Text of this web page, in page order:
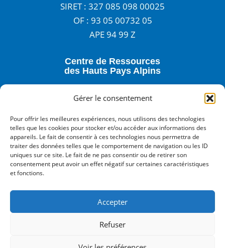
Gérer le consentement
Pour offrir les meilleures expériences, nous utilisons des technologies
telles que les cookies pour stocker et/ou accéder aux informations des
appareils. Le fait de consentir à ces technologies nous permettra de
traiter des données telles que le comportement de navigation ou les ID
uniques sur ce site. Le fait de ne pas consentir ou de retirer son
consentement peut avoir un effet négatif sur certaines caractéristiques
et fonctions.
Accepter
Refuser
SIRET : 327 085 098 00025
OF : 93 05 00732 05
APE 94 99 Z
Centre de Ressources
des Hauts Pays Alpins
3 rue Anatole France - 05400 VEYNES
accueil@centre-de-ressources.fr
Inscrivez-vous à notre newsletter
Facebook LinkedIn